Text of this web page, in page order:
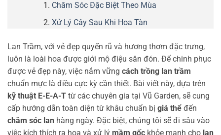
Chăm Sóc Đặc Biệt Theo Mùa
Xử Lý Cây Sau Khi Hoa Tàn
Lan Trầm, với vẻ đẹp quyến rũ và hương thơm đặc trưng,
luôn là loài hoa được giới mộ điệu săn đón. Để chinh phục
được vẻ đẹp này, việc nắm vững cách trồng lan trầm
chuẩn mực là điều cực kỳ cần thiết. Bài viết này, dựa trên
kỹ thuật E-E-A-T từ các chuyên gia tại Vũ Garden, sẽ cung
cấp hướng dẫn toàn diện từ khâu chuẩn bị giá thể đến
chăm sóc lan hàng ngày. Đặc biệt, chúng tôi sẽ đi sâu vào
việc kích thích ra hoa và xử lý mầm gốc khỏe mạnh cho lan